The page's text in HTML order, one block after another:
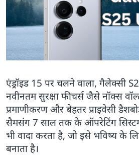
एंड्रॉइड 15 पर चलने वाला, गैलेक्सी
नवीनतम सुरक्षा फीचर्स जैसे नॉक्स
प्रमाणीकरण और बेहतर प्राइवेसी
सैमसंग 7 साल तक के ऑपरेटिंग
भी वादा करता है, जो इसे भविष्य के
बनाता है।